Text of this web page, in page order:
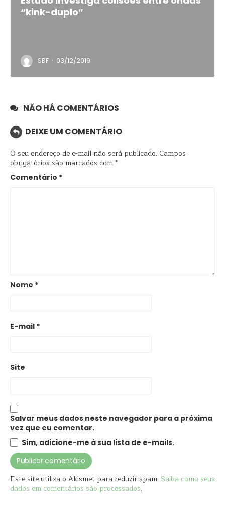
“kink-duplo”
SBF · 03/12/2019
NÃO HÁ COMENTÁRIOS
DEIXE UM COMENTÁRIO
O seu endereço de e-mail não será publicado. Campos
obrigatórios são marcados com*
Comentário *
Nome *
E-mail *
Site
Salvar meus dados neste navegador para a próxima
vez que eu comentar.
Sim, adicione-me à sua lista de e-mails.
Este site utiliza o Akismet para reduzir spam. Saiba como seus
dados em comentários são processados.